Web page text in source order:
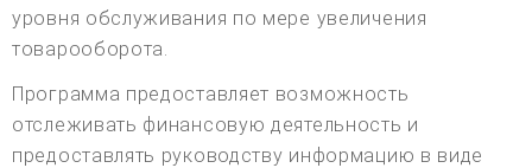
уровня обслуживания по мере увеличения
товарооборота.
Программа предоставляет возможность
отслеживать финансовую деятельность и
предоставлять руководству информацию в виде